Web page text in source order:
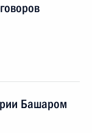
Башаром